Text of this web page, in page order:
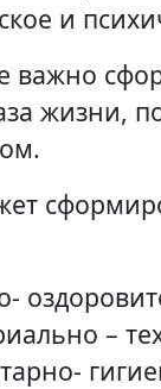
и
важно
жизни,
–